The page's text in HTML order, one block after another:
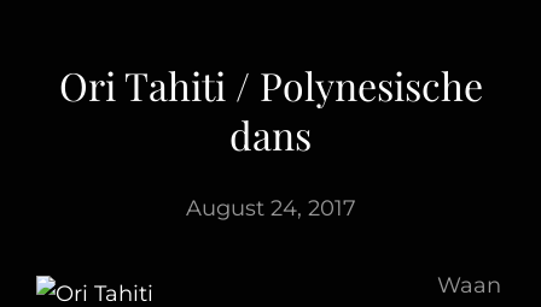
Ori Tahiti / Polynesische
dans
August 24, 2017
Waan